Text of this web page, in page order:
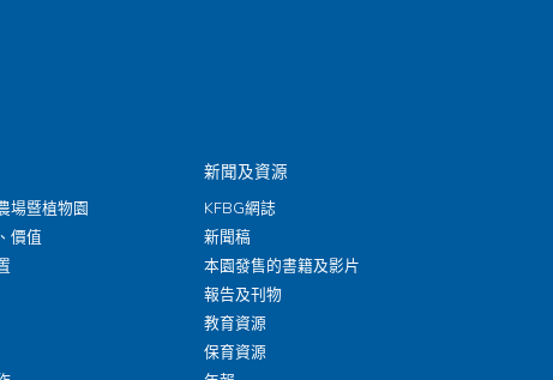
場暨植物園
價值
新聞及資源
KFBG網誌
新聞稿
本園發售的書籍及影片
報告及刊物
教育資源
保育資源